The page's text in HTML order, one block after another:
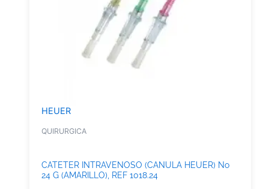
HEUER
QUIRURGICA
CATETER INTRAVENOSO (CANULA HEUER) No
24 G (AMARILLO), REF 1018.24